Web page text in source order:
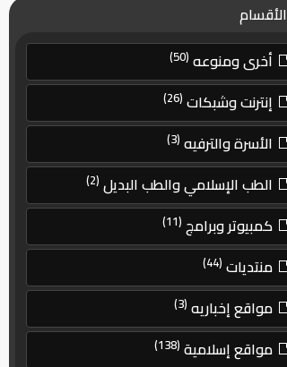
الأقسام
أخرى ومنوعه (50)
إنترنت وشبكات (26)
الأسرة والترفيه (3)
الطب الإسلامي والطب البديل (2)
كمبيوتر وبرامج (11)
منتديات (44)
مواقع إخباريه (3)
مواقع إسلامية (138)